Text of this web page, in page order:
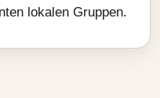
lokalen Gruppen.